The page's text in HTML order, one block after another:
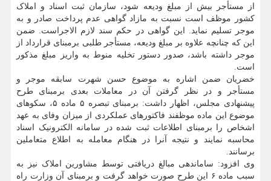
از مستأجر بیش از مبلغ ودیعه شود، سازمان ثبت اسناد و املاک
کشور موظف است نسبت به مازاد گواهی عدم پرداخت صادر و به
موجر تسلیم نماید. این گواهی در حکم سند لازم الاجراست. ضمن
این که چنانچه علاوه بر مبلغ ودیعه، مستأجر طلبی برمبنای قرارداد از
موجر داشته باشد، صدور دستور تخلیه منوط به واریز مبلغ مذکور
است.
خضریان ضمن اشاره به موضوع حسن شهرت سابقه موجر و
مستأجر و در نظر گرفتن آن در معاملات بعدی برمبنای طرح
پیشنهادی مجلس، اظهار داشت: برمبنای تبصره ۵ ماده ۵، سکوهای
موضوع این ماده موظفند فاکتورهای عملکردی از میزان وفای به عهد
اشخاص را برمبنای اطلاعات ثبت شده در سامانه الکترونیک اسناد
محاسبه نمایند و نتیجه آنرا در هنگام معامله به اطلاع متعاملین
برسانند.
وی افزود: ساماندهی مبالغ دریافتی توسط مشاورین املاک نیز به
سبب ماده ۶ این طرح صورت خواهد گرفت و برمبنای آن وزارت راه